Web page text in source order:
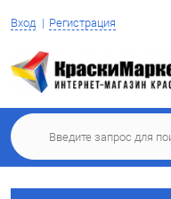
Вход Регистрация